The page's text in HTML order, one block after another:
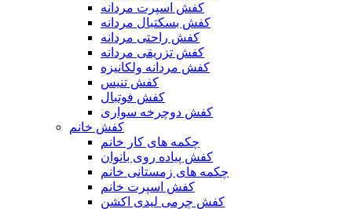
کفش اسپرت مردانه
کفش بسکتبال مردانه
کفش راحتی مردانه
کفش تزریقی مردانه
کفش مردانه ولکانیزه
کفش تنیس
کفش فوتبال
کفش دوچرخه سواری
کفش خانم
چکمه های کار خانم
کفش پیاده روی بانوان
چکمه های زمستانی خانم
کفش اسپرت خانم
کفش چرمی لیدی اکشن